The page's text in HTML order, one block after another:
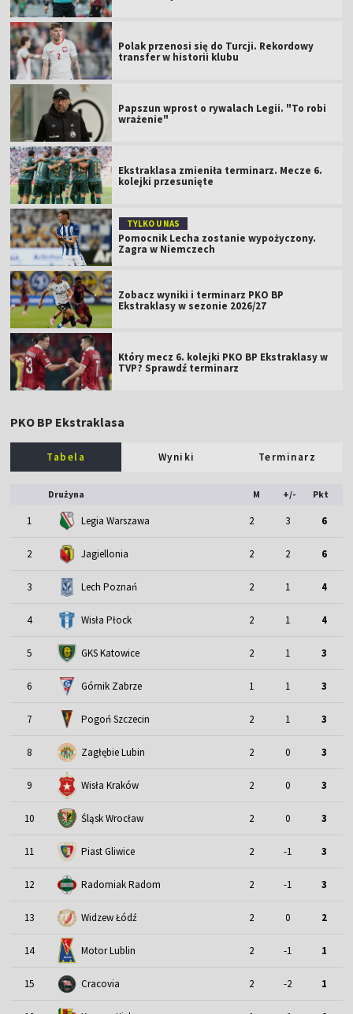
Polak przenosi się do Turcji. Rekordowy
transfer w historii klubu
Papszun wprost o rywalach Legii. "To robi
wrażenie"
Ekstraklasa zmieniła terminarz. Mecze 6.
kolejki przesunięte
TYLKO U NAS
Pomocnik Lecha zostanie wypożyczony.
Zagra w Niemczech
Zobacz wyniki i terminarz PKO BP
Ekstraklasy w sezonie 2026/27
Który mecz 6. kolejki PKO BP Ekstraklasy w
TVP? Sprawdź terminarz
PKO BP Ekstraklasa
Tabela Wyniki Terminarz
Drużyna M +/- Pkt
1 Legia Warszawa 2 3 6
2 Jagiellonia 2 2 6
3 Lech Poznań 2 1 4
4 Wisła Płock 2 1 4
5 GKS Katowice 2 1 3
6 Górnik Zabrze 1 1 3
7 Pogoń Szczecin 2 1 3
8 Zagłębie Lubin 2 0 3
9 Wisła Kraków 2 0 3
10 Śląsk Wrocław 2 0 3
11 Piast Gliwice 2 -1 3
12 Radomiak Radom 2 -1 3
13 Widzew Łódź 2 0 2
14 Motor Lublin 2 -1 1
15 Cracovia 2 -2 1